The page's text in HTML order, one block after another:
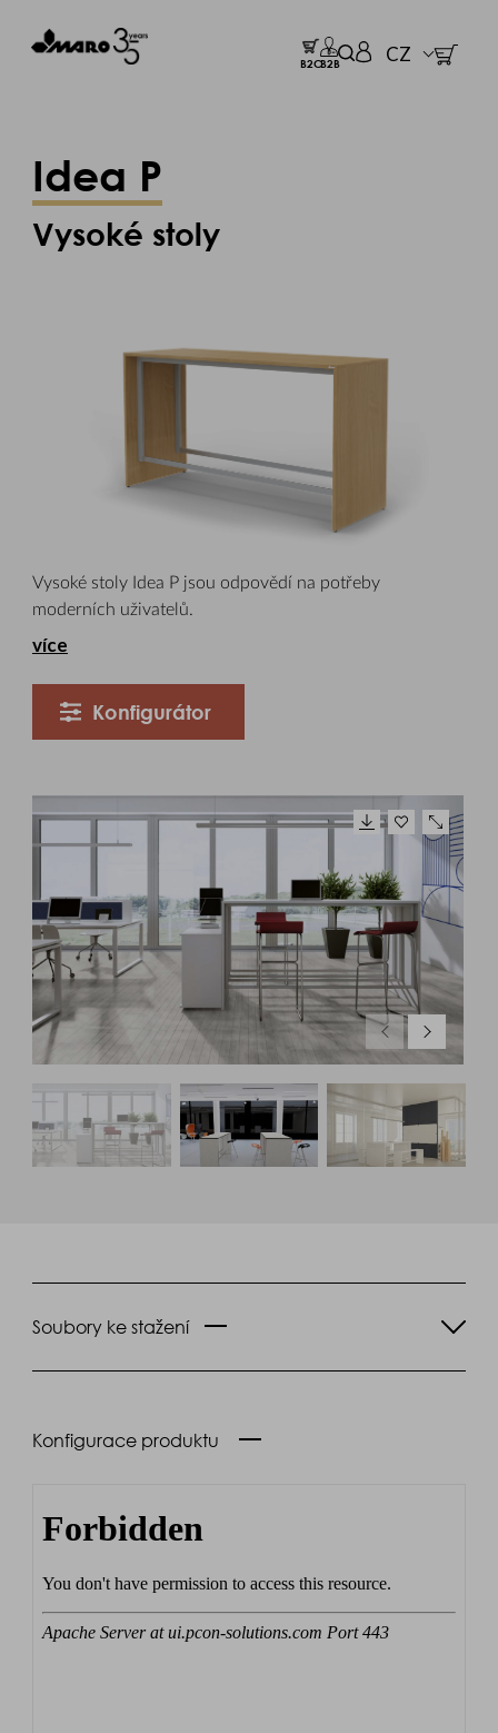
B2CB2B CZ
Idea P
Vysoké stoly
Vysoké stoly Idea P jsou odpovědí na potřeby
moderních uživatelů.
více
Konfigurátor
Soubory ke stažení
Konfigurace produktu